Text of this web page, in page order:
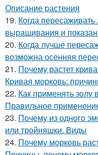
Описание растения
19. Когда
выращивания и
20. Когда лучше
возможна осенняя
21. Почему растет
Кривая морковь:
22. Как применять золу
Правильное
23. Почему из одного
или тройняшки. Виды
24. Почему морковь